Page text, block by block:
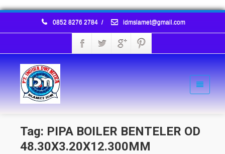
0852 8276 2784 / idmslamet@gmail.com
Tag: PIPA BOILER BENTELER OD
48.30X3.20X12.300MM